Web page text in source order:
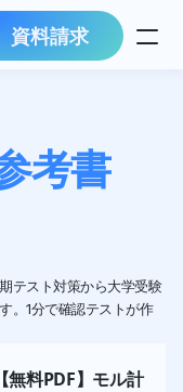
資料請求
考書
テスト対策から大学受験
。1分で確認テストが作
料PDF】モル計